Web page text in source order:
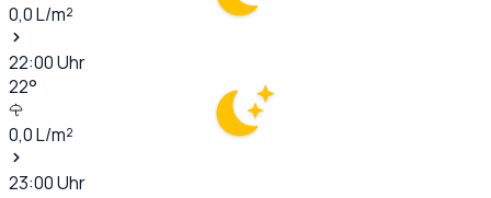
0,0L/m²
22:00Uhr
22°
0,0L/m²
23:00Uhr